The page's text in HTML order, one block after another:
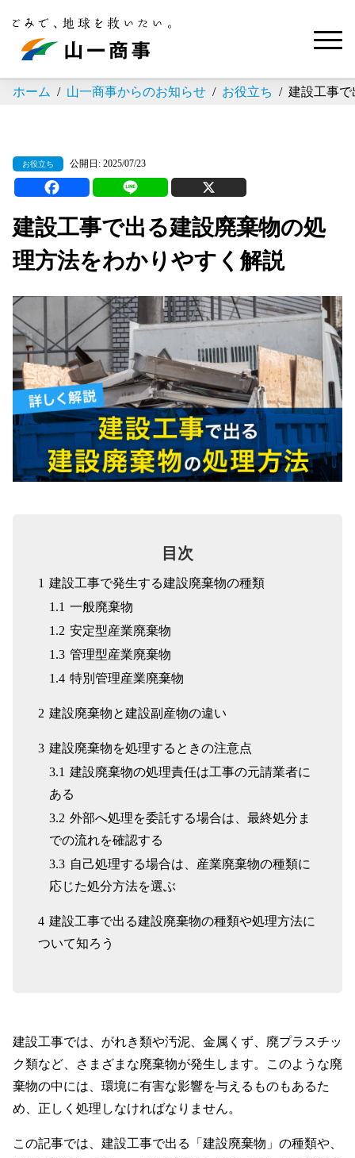
WEBフォーム
ホーム 山一商事からのお知らせ お役立ち 建設工事
お役立ち 公開日: 2025/07/23
建設工事で出る建設廃棄物の処
理方法をわかりやすく解説
目次
1 建設工事で発生する建設廃棄物の種類
1.1 一般廃棄物
1.2 安定型産業廃棄物
1.3 管理型産業廃棄物
1.4 特別管理産業廃棄物
2 建設廃棄物と建設副産物の違い
3 建設廃棄物を処理するときの注意点
3.1 建設廃棄物の処理責任は工事の元請業者に
ある
3.2 外部へ処理を委託する場合は、最終処分ま
での流れを確認する
3.3 自己処理する場合は、産業廃棄物の種類に
応じた処分方法を選ぶ
4 建設工事で出る建設廃棄物の種類や処理方法に
ついて知ろう
建設工事では、がれき類や汚泥、金属くず、廃プラスチッ
ク類など、さまざまな廃棄物が発生します。このような廃
棄物の中には、環境に有害な影響を与えるものもあるた
め、正しく処理しなければなりません。
この記事では、建設工事で出る「建設廃棄物」の種類や、